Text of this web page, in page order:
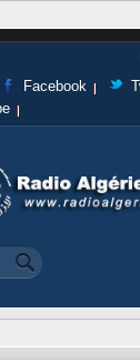
Facebook
de